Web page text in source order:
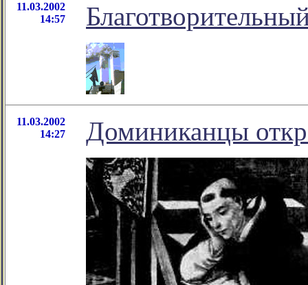
11.03.2002
14:57
11.03.2002
14:27
Доминиканцы